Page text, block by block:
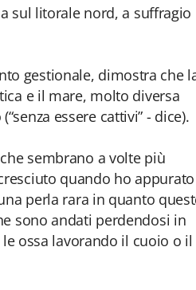
sul litorale nord, a suffragio
gestionale, dimostra che
e il mare, molto diversa
essere cattivi” - dice).
sembrano a volte più
quando ho appurato
perla rara in quanto
sono andati perdendosi in
ossa lavorando il cuoio o il